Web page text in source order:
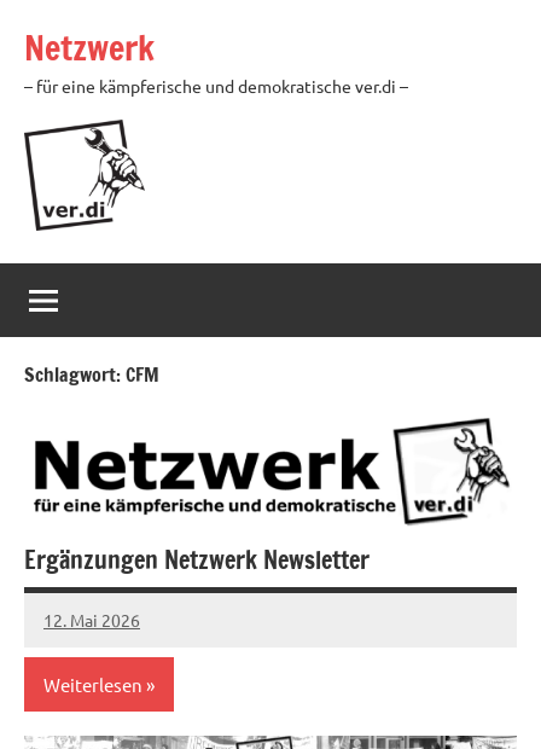
Inhalt
springen
Netzwerk
– für eine kämpferische und demokratische ver.di –
Schlagwort:CFM
Ergänzungen Netzwerk Newsletter
12. Mai 2026
alexander
Weiterlesen